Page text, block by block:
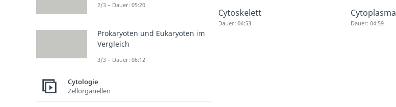
Cytoskelett
Dauer: 04:53
Cytoplasma
Dauer: 04:59
2/3 – Dauer: 05:20
Prokaryoten und Eukaryoten im
Vergleich
3/3 – Dauer: 06:12
Cytologie
Zellorganellen